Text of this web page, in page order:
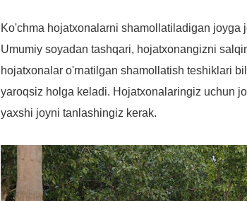
Ko'chma hojatxonalarni shamollatiladigan joyga
Umumiy soyadan tashqari, hojatxonangizni
hojatxonalar o'rnatilgan shamollatish teshiklari
yaroqsiz holga keladi. Hojatxonalaringiz uchun
yaxshi joyni tanlashingiz kerak.